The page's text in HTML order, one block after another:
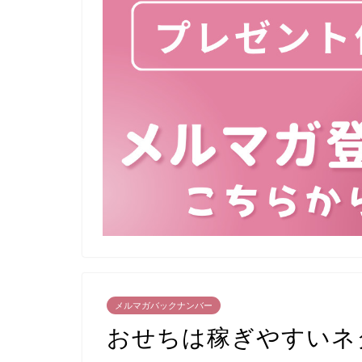
メルマガバックナンバー
おせちは稼ぎやすい